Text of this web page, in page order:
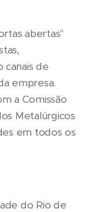
abertas"
de
empresa.
a Comissão
Metalúrgicos
em todos os
do Rio de